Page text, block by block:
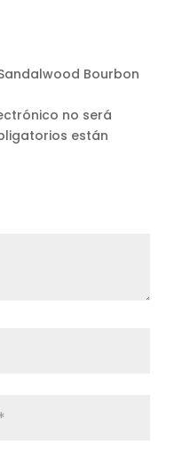
Bourbon
no será
están